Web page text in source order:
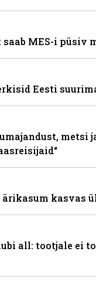
MES-i püsiv
Eesti
metsi
kasvas
all: tootjale ei